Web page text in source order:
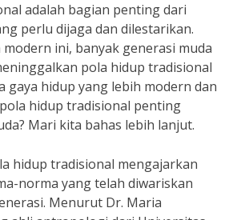
adalah bagian penting dari
perlu dijaga dan dilestarikan.
ini, banyak generasi muda
pola hidup tradisional
gaya hidup yang lebih modern dan
hidup tradisional penting
Mari kita bahas lebih lanjut.
hidup tradisional mengajarkan
norma yang telah diwariskan
Menurut Dr. Maria